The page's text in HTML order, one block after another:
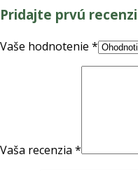
Pridajte prvú
Vaše hodnotenie *
Vaša recenzia *